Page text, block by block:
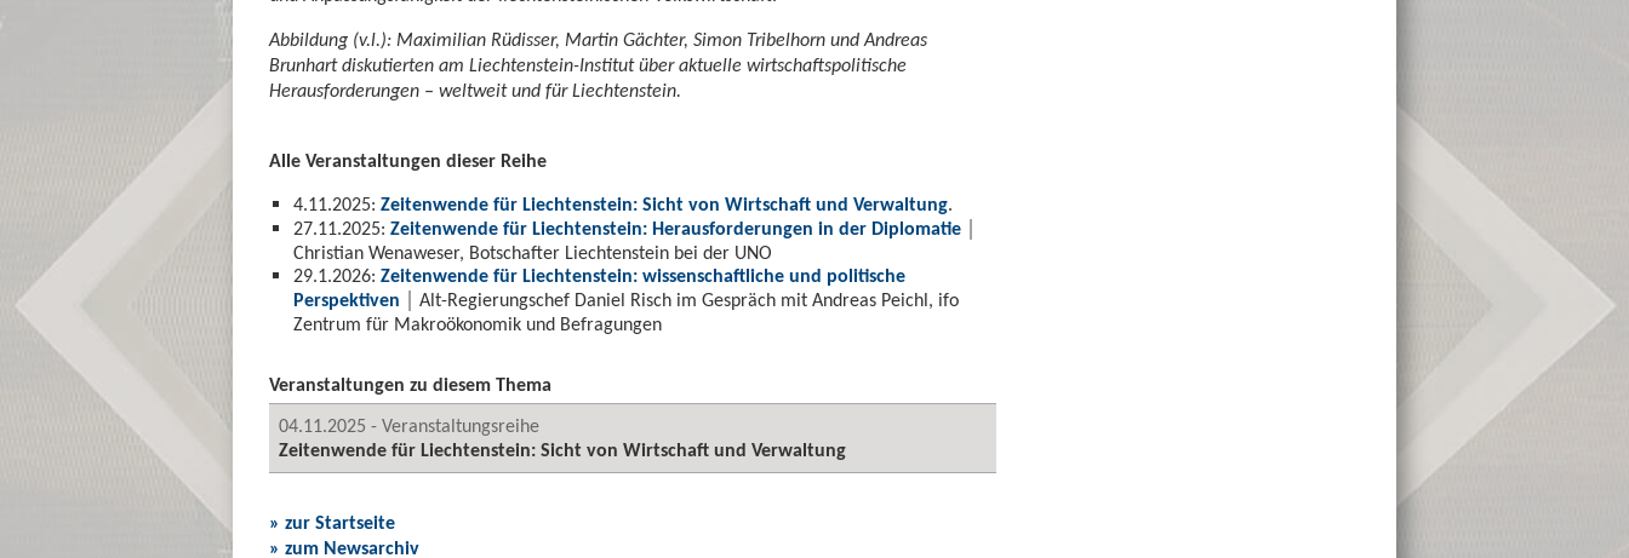
Abbildung (v.l.): Maximilian Rüdisser, Martin Gächter, Simon Tribelhorn und Andreas
Brunhart diskutierten am Liechtenstein-Institut über aktuelle wirtschaftspolitische
Herausforderungen – weltweit und für Liechtenstein.
Alle Veranstaltungen dieser Reihe
4.11.2025: Zeitenwende für Liechtenstein: Sicht von Wirtschaft und Verwaltung.
27.11.2025: Zeitenwende für Liechtenstein: Herausforderungen in der Diplomatie
Christian Wenaweser, Botschafter Liechtenstein bei der UNO
29.1.2026: Zeitenwende für Liechtenstein: wissenschaftliche und politische
Perspektiven │ Alt-Regierungschef Daniel Risch im Gespräch mit Andreas Peichl, ifo
Zentrum für Makroökonomik und Befragungen
Veranstaltungen zu diesem Thema
04.11.2025 - Veranstaltungsreihe
Zeitenwende für Liechtenstein: Sicht von Wirtschaft und Verwaltung
» zur Startseite
» zum Newsarchiv